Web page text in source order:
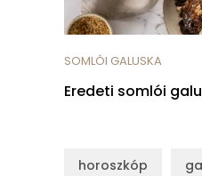
SOMLÓI GALUSKA
Eredeti somlói
horoszkóp